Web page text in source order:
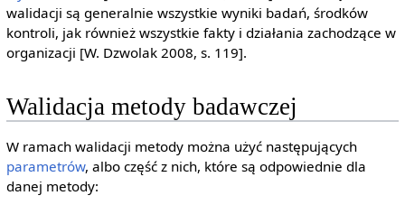
walidacji są generalnie wszystkie wyniki badań, środków
kontroli, jak również wszystkie fakty i działania zachodzące w
organizacji [W. Dzwolak 2008, s. 119].
Walidacja metody badawczej
W ramach walidacji metody można użyć następujących
parametrów, albo część z nich, które są odpowiednie dla
danej metody: